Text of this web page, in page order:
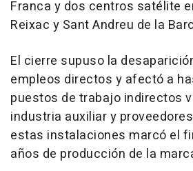
Franca y dos centros satélite
Reixac y Sant Andreu de la
El cierre supuso la
empleos directos y afectó a
puestos de trabajo indirectos
industria auxiliar y
estas instalaciones marcó el
años de producción de la